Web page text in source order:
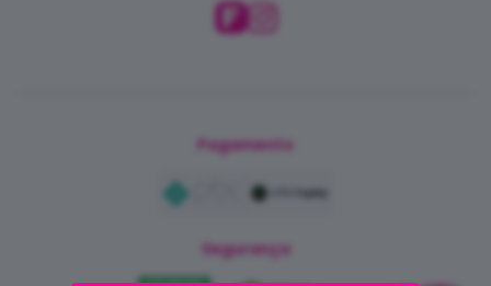
Pagamento
Segurança